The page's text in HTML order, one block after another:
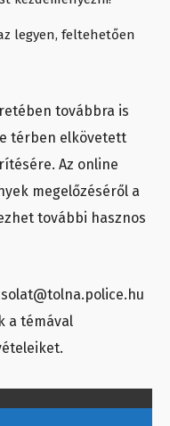
legyen, feltehetően
továbbra is
térben elkövetett
Az online
megelőzéséről a
további hasznos
a témával